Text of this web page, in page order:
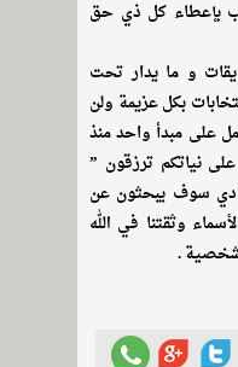
بإعطاء كل ذي حق
و ما يدار تحت
بكل عزيمة ولن
على مبدأ واحد منذ
نياتكم ترزقون ”
سوف يبحثون عن
وثقتنا في الله
.